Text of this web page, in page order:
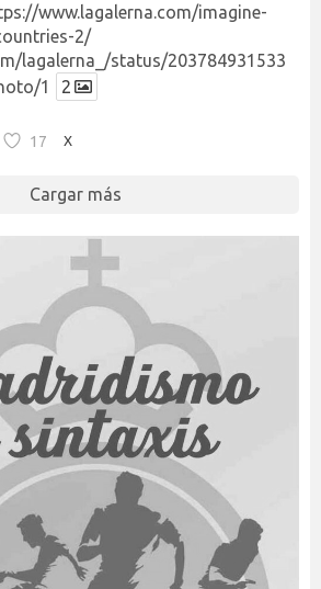
www.lagalerna.com/imagine-
2/
lagalerna_/status/203784931533
1
2
17 X
Cargar más